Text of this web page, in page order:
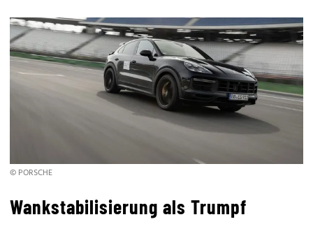
© PORSCHE
Wankstabilisierung als Trumpf